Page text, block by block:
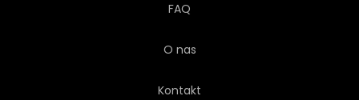
FAQ
O nas
Kontakt